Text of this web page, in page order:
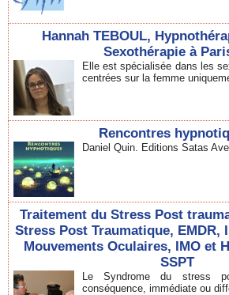
Hannah TEBOUL,
Sexothérapie à
Elle est spécialisée dans les
centrées sur la femme
Rencontres
Daniel Quin. Editions Satas
Traitement du Stress Post
Stress Post Traumatique, EMDR,
Mouvements Oculaires, IMO et
SSPT
Le Syndrome du stress
conséquence, immédiate ou